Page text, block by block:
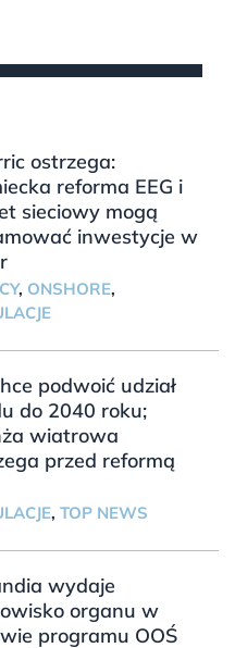
ostrzega:
reforma EEG i
sieciowy mogą
inwestycje w
, ONSHORE,
podwoić udział
do 2040 roku;
wiatrowa
przed reformą
, TOP NEWS
wydaje
organu w
programu OOŚ